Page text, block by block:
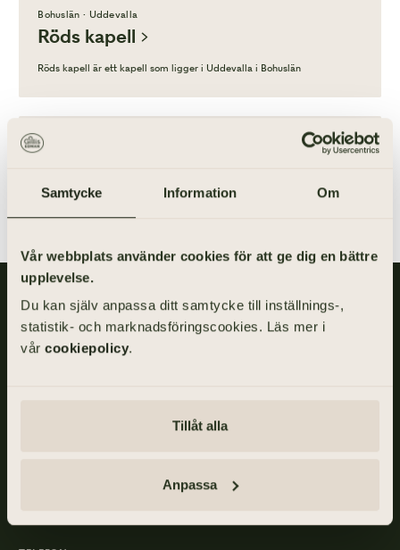
Samtycke Information Om
Vår webbplats använder cookies för att ge dig en bättre
upplevelse.
Du kan själv anpassa ditt samtycke till inställnings-,
statistik- och marknadsföringscookies. Läs mer i
vår cookiepolicy.
Tillåt alla
Anpassa
Bohuslän · Uddevalla
Röds kapell
Röds kapell är ett kapell som ligger i Uddevalla i Bohuslän
Bohuslän · Uddevalla
S:t Mikaelskapellet, Uddevalla är ett kapell som ligger i Uddevalla i
Gillis Edman är en av Sveriges mest anlitade begravningsbyråer.
På våra kontor fördelade över hela Västsverige hjälper vi kunder
med personliga begravningar och familjejuridik.